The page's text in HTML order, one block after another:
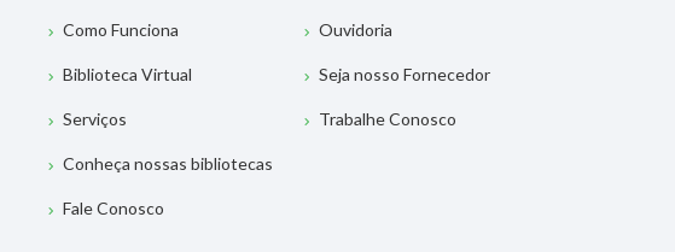
Como Funciona
Biblioteca Virtual
Serviços
Conheça nossas bibliotecas
Fale Conosco
Ouvidoria
Seja nosso Fornecedor
Trabalhe Conosco